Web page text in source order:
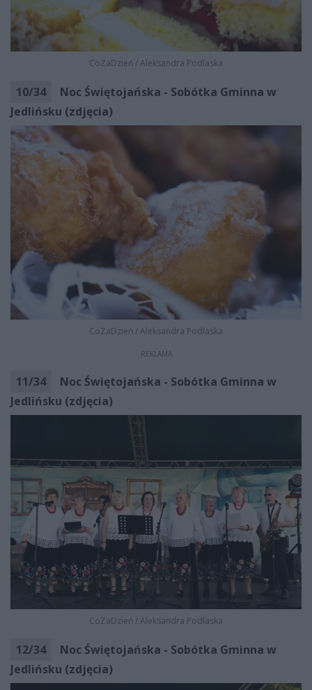
CoZaDzień /Aleksandra Podlaska
10/34
Noc Świętojańska - Sobótka Gminna w
Jedlińsku (zdjęcia)
CoZaDzień /Aleksandra Podlaska
REKLAMA
11/34
Noc Świętojańska - Sobótka Gminna w
Jedlińsku (zdjęcia)
CoZaDzień /Aleksandra Podlaska
12/34
Noc Świętojańska - Sobótka Gminna w
Jedlińsku (zdjęcia)